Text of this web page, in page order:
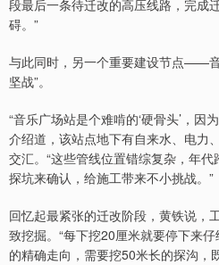
段最后一条待迁改的高压线路，完成
碍。”
与此同时，另一个重要建设节点——
坚战”。
“音乐广场站是个难啃的‘硬骨头’，因
介绍道，该站点地下有自来水、电力
交汇。“这些管线位置错综复杂，年
探坑来确认，给施工带来不小挑战。”
回忆起最紧张的迁改阶段，黄铁说，
致挖掘。“每下挖20厘米就要停下来
的精确走向，需要挖50米长的探沟，